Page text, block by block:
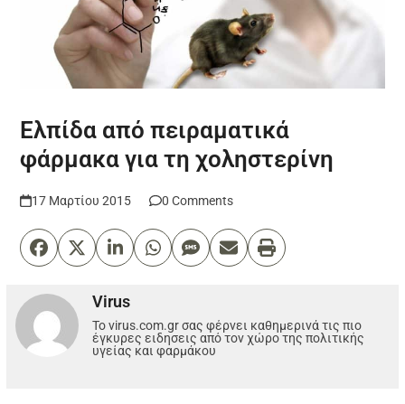
Ελπίδα από πειραματικά
φάρμακα για τη χοληστερίνη
17 Μαρτίου 2015 0 Comments
Virus
Το virus.com.gr σας φέρνει καθημερινά τις πιο
έγκυρες ειδησεις από τον χώρο της πολιτικής
υγείας και φαρμάκου